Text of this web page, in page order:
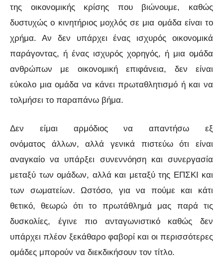
της οικονομικής κρίσης που βιώνουμε, καθώς
δυστυχώς ο κινητήριος μοχλός σε μια ομάδα είναι το
χρήμα. Αν δεν υπάρχει ένας ισχυρός οικονομικά
παράγοντας, ή ένας ισχυρός χορηγός, ή μια ομάδα
ανθρώπων με οικονομική επιφάνεια, δεν είναι
εύκολο μια ομάδα να κάνει πρωταθλητισμό ή και να
τολμήσει το παραπάνω βήμα.
Δεν είμαι αρμόδιος να απαντήσω εξ
ονόματος άλλων, αλλά γενικά πιστεύω ότι είναι
αναγκαίο να υπάρξει συνεννόηση και συνεργασία
μεταξύ των ομάδων, αλλά και μεταξύ της ΕΠΣΚΙ και
των σωματείων. Ωστόσο, για να πούμε και κάτι
θετικό, θεωρώ ότι το πρωτάθλημά μας παρά τις
δυσκολίες, έγινε πιο ανταγωνιστικό καθώς δεν
υπάρχει πλέον ξεκάθαρο φαβορί και οι περισσότερες
ομάδες μπορούν να διεκδικήσουν τον τίτλο.